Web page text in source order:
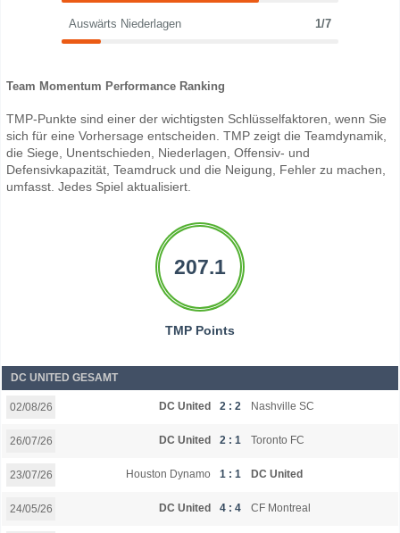
Auswärts Niederlagen 1/7
Team Momentum Performance Ranking
TMP-Punkte sind einer der wichtigsten Schlüsselfaktoren, wenn Sie
sich für eine Vorhersage entscheiden. TMP zeigt die Teamdynamik,
die Siege, Unentschieden, Niederlagen, Offensiv- und
Defensivkapazität, Teamdruck und die Neigung, Fehler zu machen,
umfasst. Jedes Spiel aktualisiert.
207.1
TMP Points
DC UNITED GESAMT
02/08/26 DC United 2 : 2 Nashville SC
26/07/26 DC United 2 : 1 Toronto FC
23/07/26 Houston Dynamo 1 : 1 DC United
24/05/26 DC United 4 : 4 CF Montreal